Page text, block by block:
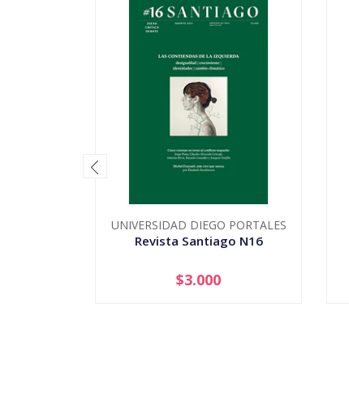
UNIVERSIDAD DIEGO PORTALES
Revista Santiago N16
+
$3.000